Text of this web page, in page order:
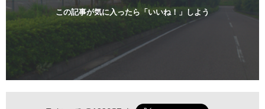
この記事が気に入ったら「いいね！」しよう